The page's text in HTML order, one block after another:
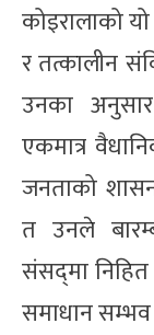
कोइरालाको
र तत्कालीन
उनका
एकमात्र
जनताको
त उनले
संसद्‌मा
समाधान